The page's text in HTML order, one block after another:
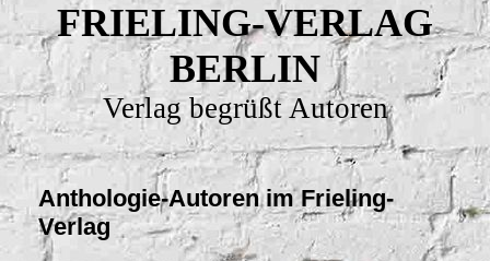
FRIELING-VERLAG
BERLIN
Verlag begrüßt Autoren
Anthologie-Autoren im Frieling-
Verlag